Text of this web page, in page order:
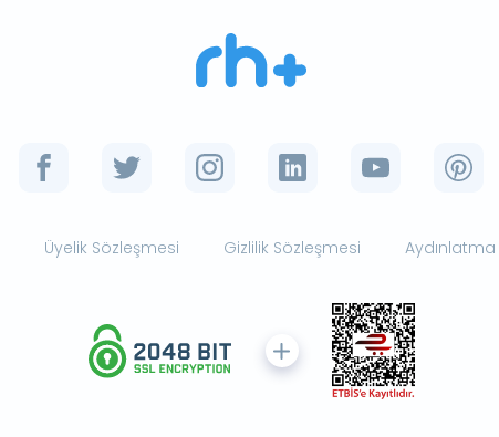
Üyelik Sözleşmesi Gizlilik Sözleşmesi